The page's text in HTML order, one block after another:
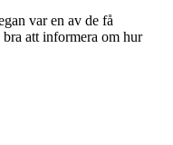
var en av de få
att informera om hur